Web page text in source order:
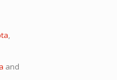
,
and